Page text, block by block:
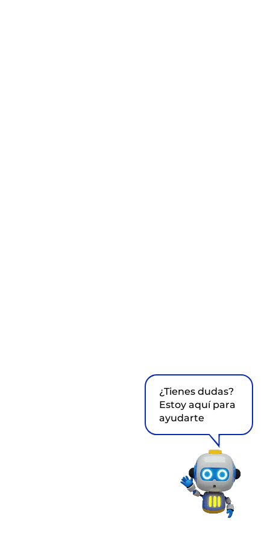
¿Tienes dudas?
Estoy aquí para
ayudarte